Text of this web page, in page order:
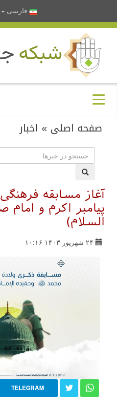
فارسى
صفحه اصلی » اخبار
آغاز مسابقه
پیامبر اکرم و امام
السلام)
۲۴ شهریور ۱۴۰۳ ۱۰:۱۶
TELEGRAM